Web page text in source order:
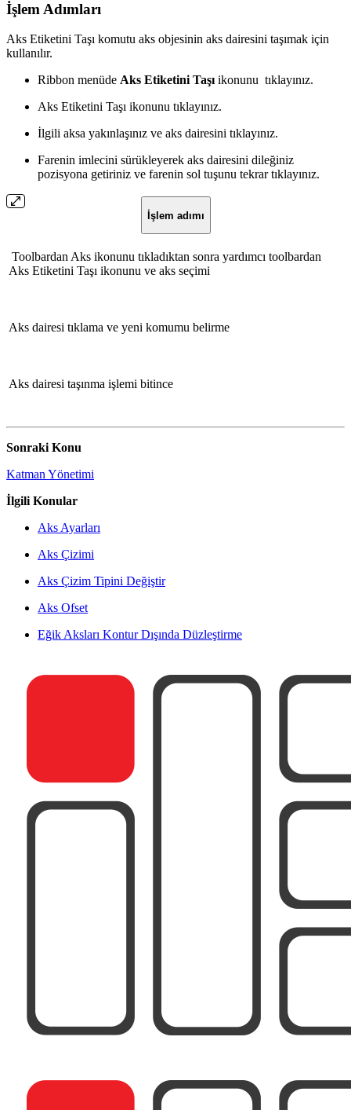
İşlem Adımları
Aks Etiketini Taşı komutu aks objesinin aks dairesini taşımak için
kullanılır.
Ribbon menüde Aks Etiketini Taşıikonunu tıklayınız.
Aks Etiketini Taşı ikonunu tıklayınız.
İlgili aksa yakınlaşınız ve aks dairesini tıklayınız.
Farenin imlecini sürükleyerek aks dairesini dileğiniz
pozisyona getiriniz ve farenin sol tuşunu tekrar tıklayınız.
İşlem adımı
Toolbardan Aks ikonunu tıkladıktan sonra yardımcı toolbardan
Aks Etiketini Taşı ikonunu ve aks seçimi
Aks dairesi tıklama ve yeni komumu belirme
Aks dairesi taşınma işlemi bitince
Sonraki Konu
Katman Yönetimi
İlgili Konular
Aks Ayarları
Aks Çizimi
Aks Çizim Tipini Değiştir
Aks Ofset
Eğik Aksları Kontur Dışında Düzleştirme